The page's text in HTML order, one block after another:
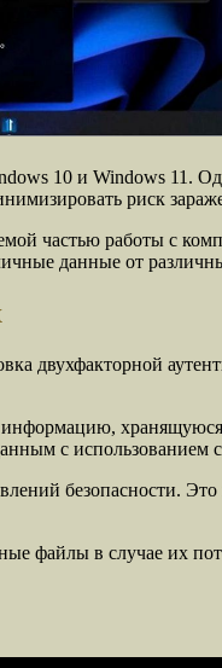
10 и Windows 11.
риск
частью работы с
данные от
двухфакторной
хранящуюся
с использованием
безопасности.
файлы в случае их